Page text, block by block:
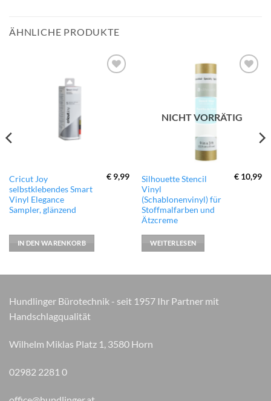
ÄHNLICHE PRODUKTE
Cricut Joy
selbstklebendes Smart
Vinyl Elegance
Sampler, glänzend
€ 9,99
IN DEN WARENKORB
NICHT VORRÄTIG
Silhouette Stencil
Vinyl
(Schablonenvinyl) für
Stoffmalfarben und
Ätzcreme
€ 10,99
WEITERLESEN
Hundlinger Bürotechnik - seit 1957 Ihr Partner mit
Handschlagqualität
Wilhelm Miklas Platz 1, 3580 Horn
02982 2281 0